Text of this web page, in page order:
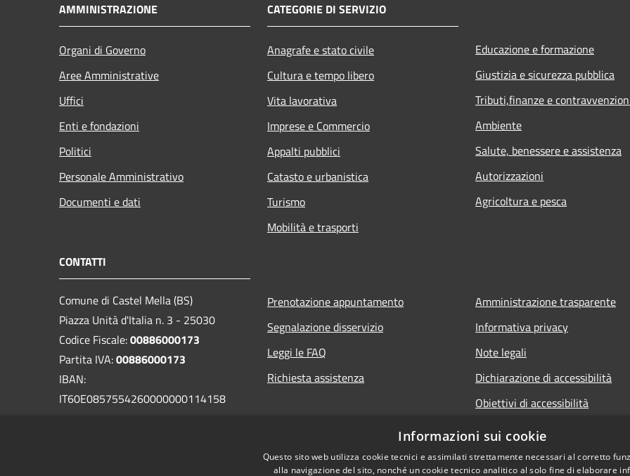
AMMINISTRAZIONE
Organi di Governo
Aree Amministrative
Uffici
Enti e fondazioni
Politici
Personale Amministrativo
Documenti e dati
CATEGORIE DI SERVIZIO
Anagrafe e stato civile
Cultura e tempo libero
Vita lavorativa
Imprese e Commercio
Appalti pubblici
Catasto e urbanistica
Turismo
Mobilità e trasporti
Educazione e formazione
Giustizia e sicurezza pubblica
Tributi,finanze e
Ambiente
Salute, benessere e assistenza
Autorizzazioni
Agricoltura e pesca
CONTATTI
Comune di Castel Mella (BS)
Piazza Unità d'Italia n. 3 - 25030
Codice Fiscale:00886000173
Partita IVA:00886000173
IBAN:
IT60E0857554260000000114158
Prenotazione appuntamento
Segnalazione disservizio
Leggi le FAQ
Richiesta assistenza
Amministrazione trasparente
Informativa privacy
Note legali
Dichiarazione di accessibilità
Obiettivi di accessibilità
Informazioni sui cookie
Questo sito web utilizza cookie tecnici e assimilati strettamente necessari al corretto
alla navigazione del sito, nonché un cookie tecnico analitico al solo fine di elaborare